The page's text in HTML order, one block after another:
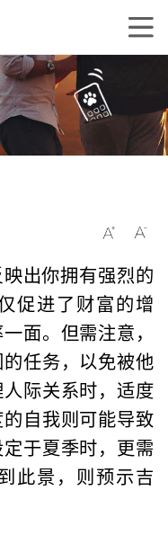
出你拥有强烈的
促进了财富的增
面。但需注意，
任务，以免被他
际关系时，适度
自我则可能导致
于夏季时，更需
此景，则预示吉